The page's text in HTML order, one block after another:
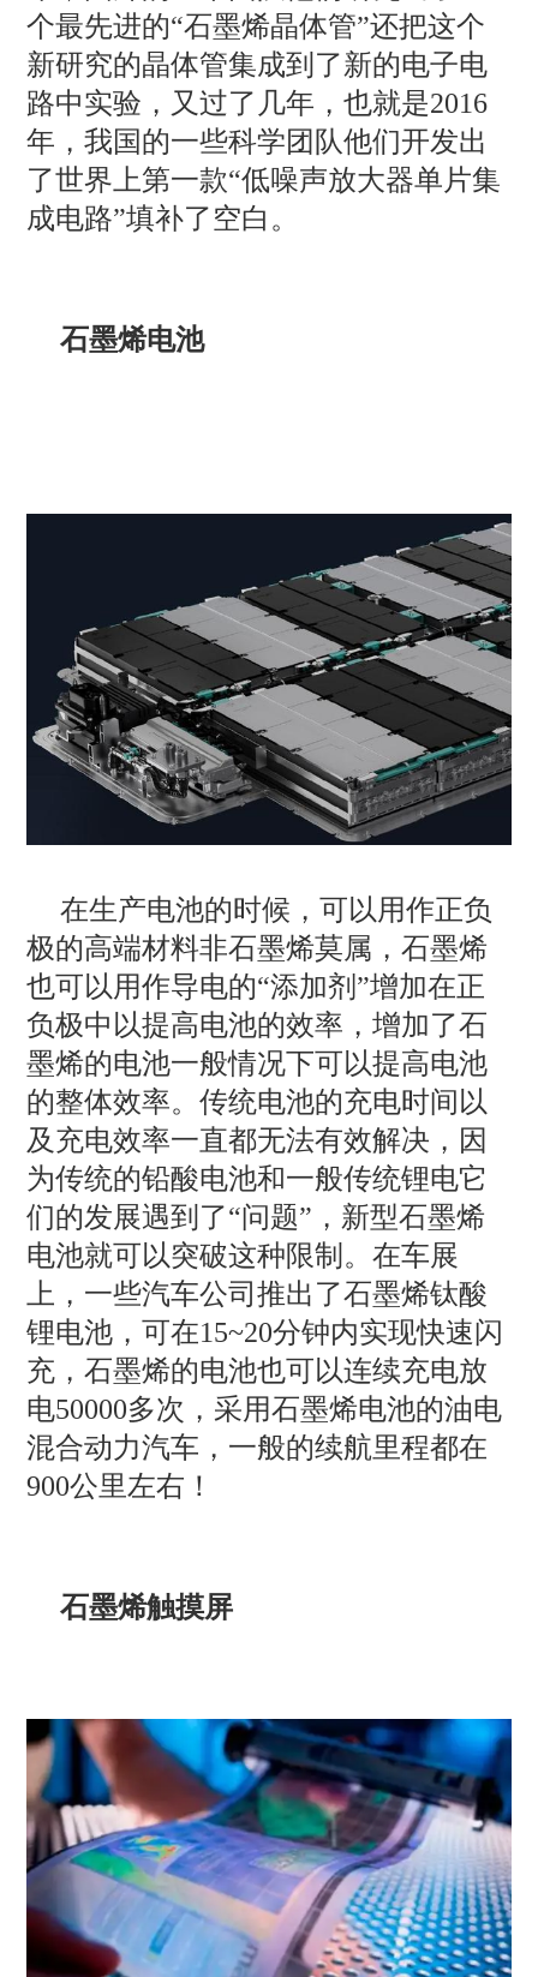
个最先进的“石墨烯晶体管”还把这个
新研究的晶体管集成到了新的电子电
路中实验，又过了几年，也就是2016
年，我国的一些科学团队他们开发出
了世界上第一款“低噪声放大器单片集
成电路”填补了空白。
石墨烯电池
在生产电池的时候，可以用作正负
极的高端材料非石墨烯莫属，石墨烯
也可以用作导电的“添加剂”增加在正
负极中以提高电池的效率，增加了石
墨烯的电池一般情况下可以提高电池
的整体效率。传统电池的充电时间以
及充电效率一直都无法有效解决，因
为传统的铅酸电池和一般传统锂电它
们的发展遇到了“问题”，新型石墨烯
电池就可以突破这种限制。在车展
上，一些汽车公司推出了石墨烯钛酸
锂电池，可在15~20分钟内实现快速闪
充，石墨烯的电池也可以连续充电放
电50000多次，采用石墨烯电池的油电
混合动力汽车，一般的续航里程都在
900公里左右！
石墨烯触摸屏